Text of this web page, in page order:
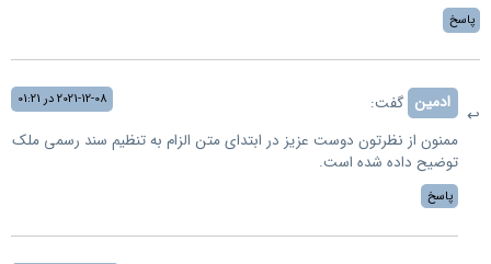
پاسخ
ادمین گفت: 2021-12-08 در 01:21
ممنون از نظرتون دوست عزیز در ابتدای متن الزام به تنظیم سند رسمی ملک
توضیح داده شده است.
پاسخ